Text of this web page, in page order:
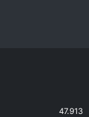
47.913